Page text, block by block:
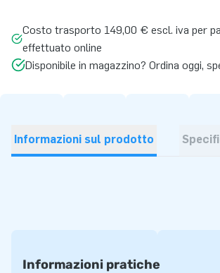
Costo trasporto 149,00 € escl. iva per
effettuato online
Disponibile in magazzino? Ordina oggi,
Informazioni sul prodotto
Informazioni pratiche